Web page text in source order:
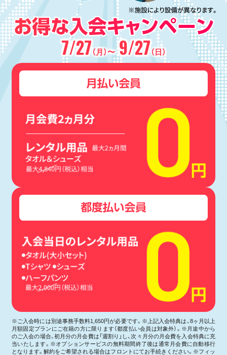
7/27 （月）〜9/27 （日）
※ご入会時には別途事務手数料1,650円が必要です。※上記入会特典は、8ヶ月以上
月額固定プランにご在籍の方に限ります（都度払い会員は対象外）。※月途中から
のご入会の場合、初月分の月会費は「週割り」し、次々月分の月会費を入会特典に充
当いたします。※オプションサービスの無料期間終了後は通常月会費に自動移行
となります。解約をご希望される場合はフロントにてお手続きください。※フィッ